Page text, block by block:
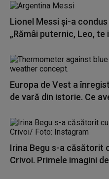
Lionel Messi şi-a
„Rămâi puternic, Leo, te
Europa de Vest a
de vară din istorie. Ce
Irina Begu s-a căsătorit
Crivoi. Primele imagini